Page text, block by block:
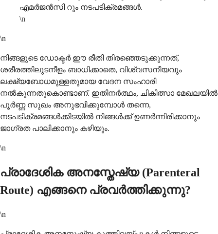
എമർജൻസി റൂം നടപടിക്രമങ്ങൾ.
\n
\n
നിങ്ങളുടെ ഡോക്ടർ ഈ രീതി തിരഞ്ഞെടുക്കുന്നത്,
ശരീരത്തിലുടനീളം ബാധിക്കാതെ, വിശ്വസനീയവും
ലക്ഷ്യബോധമുള്ളതുമായ വേദന സംഹാരി
നൽകുന്നതുകൊണ്ടാണ്. ഇതിനർത്ഥം, ചികിത്സാ മേഖലയിൽ
പൂർണ്ണ സുഖം അനുഭവിക്കുമ്പോൾ തന്നെ,
നടപടിക്രമങ്ങൾക്കിടയിൽ നിങ്ങൾക്ക് ഉണർന്നിരിക്കാനും
ജാഗ്രത പാലിക്കാനും കഴിയും.
\n
പ്രാദേശിക അനസ്തേഷ്യ (Parenteral
Route) എങ്ങനെ പ്രവർത്തിക്കുന്നു?
\n